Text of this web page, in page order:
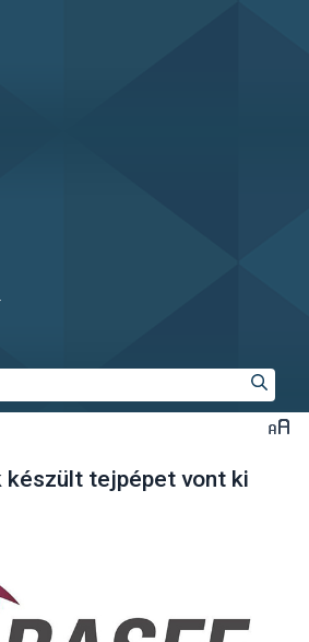
készült tejpépet vont ki